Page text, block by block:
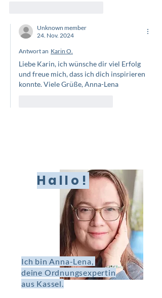
Unknown member
24. Nov. 2024
Antwort an Karin O.
Liebe Karin, ich wünsche dir viel Erfolg
und freue mich, dass ich dich inspirieren
konnte. Viele Grüße, Anna-Lena
Hallo!
Ich bin Anna-Lena,
deine Ordnungsexpertin
aus Kassel.